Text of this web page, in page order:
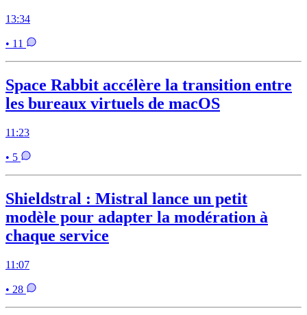
13:34
• 11
Space Rabbit accélère la transition entre
les bureaux virtuels de macOS
11:23
• 5
Shieldstral : Mistral lance un petit
modèle pour adapter la modération à
chaque service
11:07
• 28